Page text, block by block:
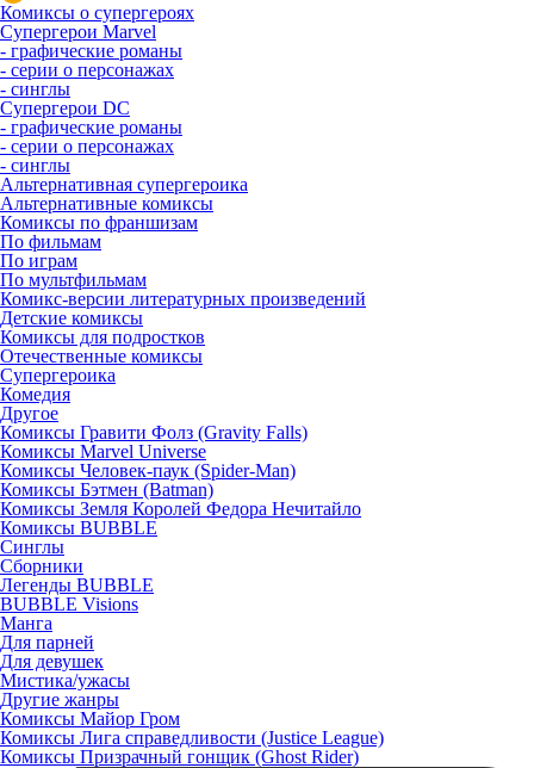
Комиксы о супергероях
Супергерои Marvel
- графические романы
- серии о персонажах
- синглы
Супергерои DC
- графические романы
- серии о персонажах
- синглы
Альтернативная супергероика
Альтернативные комиксы
Комиксы по франшизам
По фильмам
По играм
По мультфильмам
Комикс-версии литературных произведений
Детские комиксы
Комиксы для подростков
Отечественные комиксы
Супергероика
Комедия
Другое
Комиксы Гравити Фолз (Gravity Falls)
Комиксы Marvel Universe
Комиксы Человек-паук (Spider-Man)
Комиксы Бэтмен (Batman)
Комиксы Земля Королей Федора Нечитайло
Комиксы BUBBLE
Синглы
Сборники
Легенды BUBBLE
BUBBLE Visions
Манга
Для парней
Для девушек
Мистика/ужасы
Другие жанры
Комиксы Майор Гром
Комиксы Лига справедливости (Justice League)
Комиксы Призрачный гонщик (Ghost Rider)